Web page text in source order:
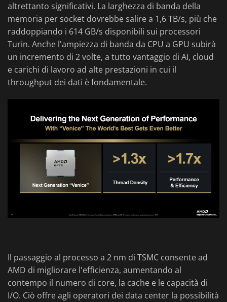
altrettanto significativi. La larghezza di banda della
memoria per socket dovrebbe salire a 1,6 TB/s, più che
raddoppiando i 614 GB/s disponibili sui processori
Turin. Anche l'ampiezza di banda da CPU a GPU subirà
un incremento di 2 volte, a tutto vantaggio di AI, cloud
e carichi di lavoro ad alte prestazioni in cui il
throughput dei dati è fondamentale.
Il passaggio al processo a 2 nm di TSMC consente ad
AMD di migliorare l'efficienza, aumentando al
contempo il numero di core, la cache e le capacità di
I/O. Ciò offre agli operatori dei data center la possibilità